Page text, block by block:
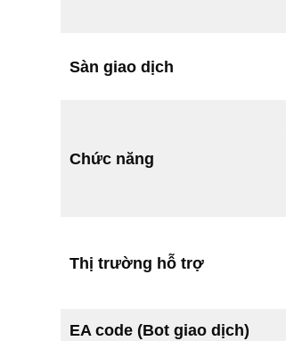
Sàn giao dịch
Chức năng
Thị trường hỗ trợ
EA code (Bot giao dịch)